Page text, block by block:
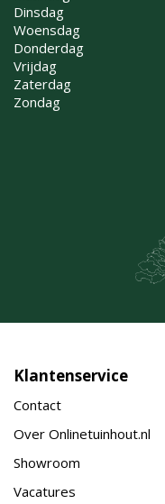
Dinsdag
Woensdag
Donderdag
Vrijdag
Zaterdag
Zondag
Klantenservice
Contact
Over Onlinetuinhout.nl
Showroom
Vacatures